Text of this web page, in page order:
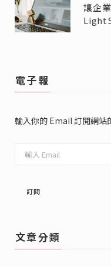
讓企
電子報
輸入你的 Email 訂閱網站
入
訂閱
文章分類